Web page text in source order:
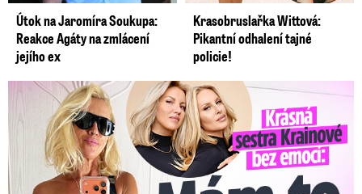
Útok na Jaromíra Soukupa:
Reakce Agáty na zmlácení
jejího ex
Krasobruslařka Wittová:
Pikantní odhalení tajné
policie!
Krásná sestra Krainové bez emocí: Mám to za pár…